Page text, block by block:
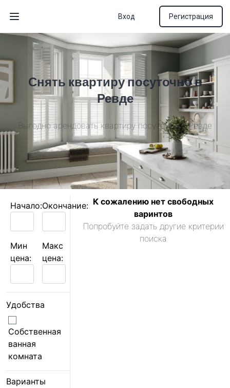
Открыть меню
Вход Регистрация
Снять квартиру посуточно в
Ревде
Выгодно арендовать квартиру посуточно в Ревде
Начало:Окончание:
Мин
цена:
Макс
цена:
Удобства
Собственная
ванная
комната
Варианты
К сожалению нет свободных
варинтов
Попробуйте задать другие критерии
поиска